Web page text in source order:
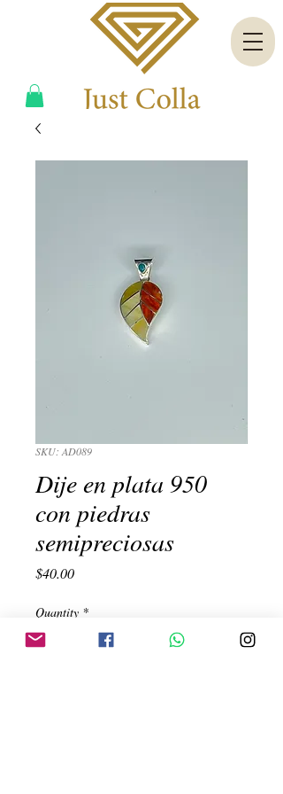
SKU: AD089
Dije en plata 950
con piedras
semipreciosas
$40.00Price
Quantity *